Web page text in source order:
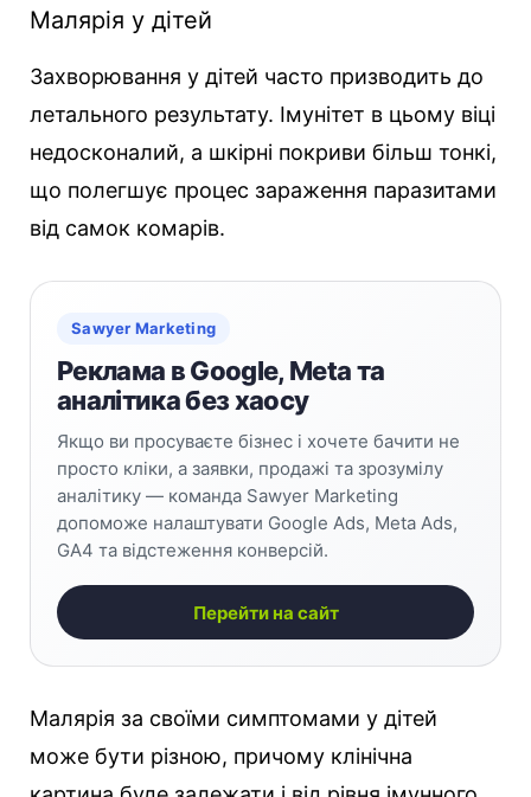
Малярія у дітей
Захворювання у дітей часто призводить до
летального результату. Імунітет в цьому віці
недосконалий, а шкірні покриви більш тонкі,
що полегшує процес зараження паразитами
від самок комарів.
Sawyer Marketing
Реклама в Google, Meta та
аналітика без хаосу
Якщо ви просуваєте бізнес і хочете бачити не
просто кліки, а заявки, продажі та зрозумілу
аналітику — команда Sawyer Marketing
допоможе налаштувати Google Ads, Meta Ads,
GA4 та відстеження конверсій.
Перейти на сайт
Малярія за своїми симптомами у дітей
може бути різною, причому клінічна